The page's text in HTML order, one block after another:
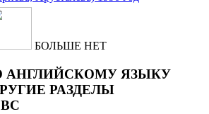
БОЛЬШЕ НЕТ
АНГЛИЙСКОМУ ЯЗЫКУ
РАЗДЕЛЫ